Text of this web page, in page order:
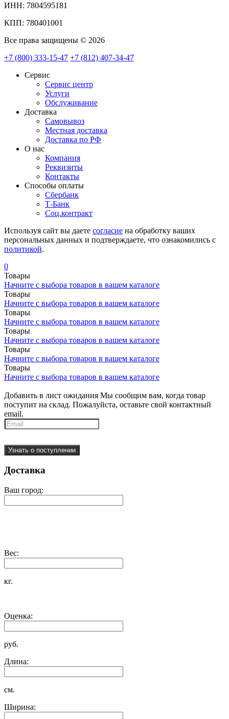
ИНН: 7804595181
КПП: 780401001
Все права защищены © 2026
+7 (800) 333-15-47 +7 (812) 407-34-47
Сервис
Сервис центр
Услуги
Обслуживание
Доставка
Самовывоз
Местная доставка
Доставка по РФ
О нас
Компания
Реквизиты
Контакты
Cпособы оплаты
Сбербанк
Т-Банк
Соц.контракт
Используя сайт вы даете согласие на обработку ваших
персональных данных и подтверждаете, что ознакомились с
политикой.
0
Товары
Начните с выбора товаров в вашем каталоге
Товары
Начните с выбора товаров в вашем каталоге
Товары
Начните с выбора товаров в вашем каталоге
Товары
Начните с выбора товаров в вашем каталоге
Товары
Начните с выбора товаров в вашем каталоге
Товары
Начните с выбора товаров в вашем каталоге
Добавить в лист ожидания Мы сообщим вам, когда товар
поступит на склад. Пожалуйста, оставьте свой контактный
email.
Узнать о поступлении
Доставка
Ваш город:
Вес:
кг.
Оценка:
руб.
Длина:
см.
Ширина: